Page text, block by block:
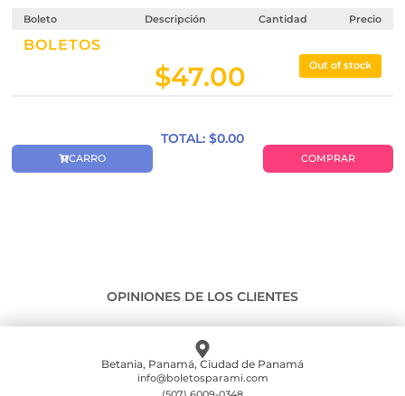
Boleto Descripción Cantidad Precio
BOLETOS
$47.00 Out of stock
TOTAL: $0.00
CARRO COMPRAR
OPINIONES DE LOS CLIENTES
Betania, Panamá, Ciudad de Panamá
info@boletosparami.com